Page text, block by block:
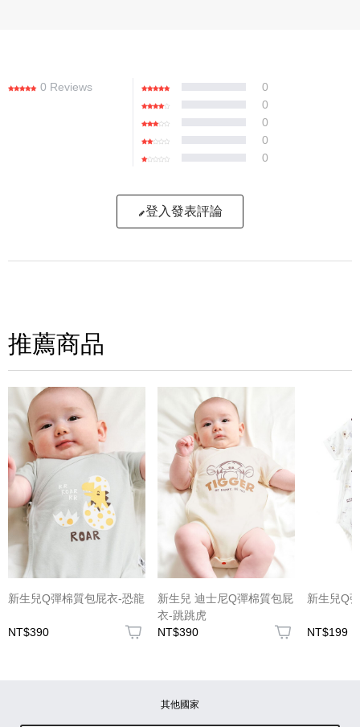
0 Reviews
0
0
0
0
0
登入發表評論
(圖片格式限jpg、jpeg)
推薦商品
新生兒Q彈棉質包屁衣-恐龍
NT$390
新生兒 迪士尼Q彈棉質包屁
衣-跳跳虎
NT$390
新生兒Q
NT$199
其他國家